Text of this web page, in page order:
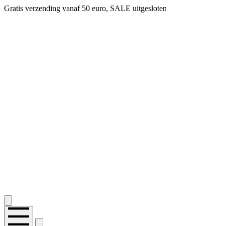
Gratis verzending vanaf 50 euro, SALE uitgesloten